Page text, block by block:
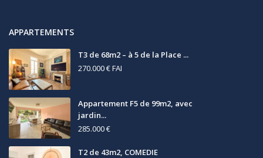
APPARTEMENTS
T3 de 68m2 – à 5 de la Place ...
270.000 €FAI
Appartement F5 de 99m2, avec
jardin...
285.000 €
T2 de 43m2, COMEDIE